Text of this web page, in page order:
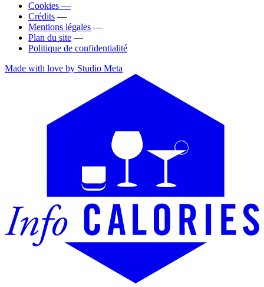
Cookies —
Crédits —
Mentions légales —
Plan du site —
Politique de confidentialité
Made with love by Studio Meta